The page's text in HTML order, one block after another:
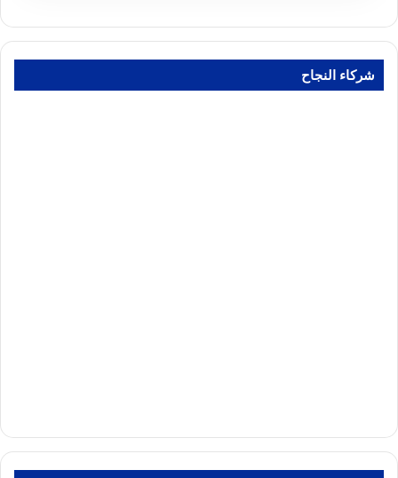
شركاء النجاح